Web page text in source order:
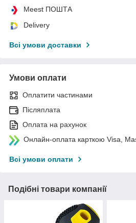
Meest ПОШТА
Delivery
Всі умови доставки
Умови оплати
Оплатити частинами
Післяплата
Оплата на рахунок
Онлайн-оплата карткою Visa,
Всі умови оплати
Подібні товари компанії